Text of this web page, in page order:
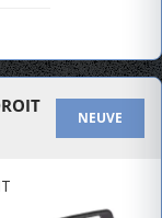
NEUVE